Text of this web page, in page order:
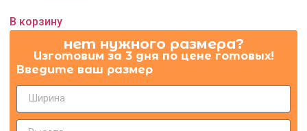
5
В корзину
нет нужного размера?
Изготовим за 3 дня по цене готовых!
Введите ваш размер